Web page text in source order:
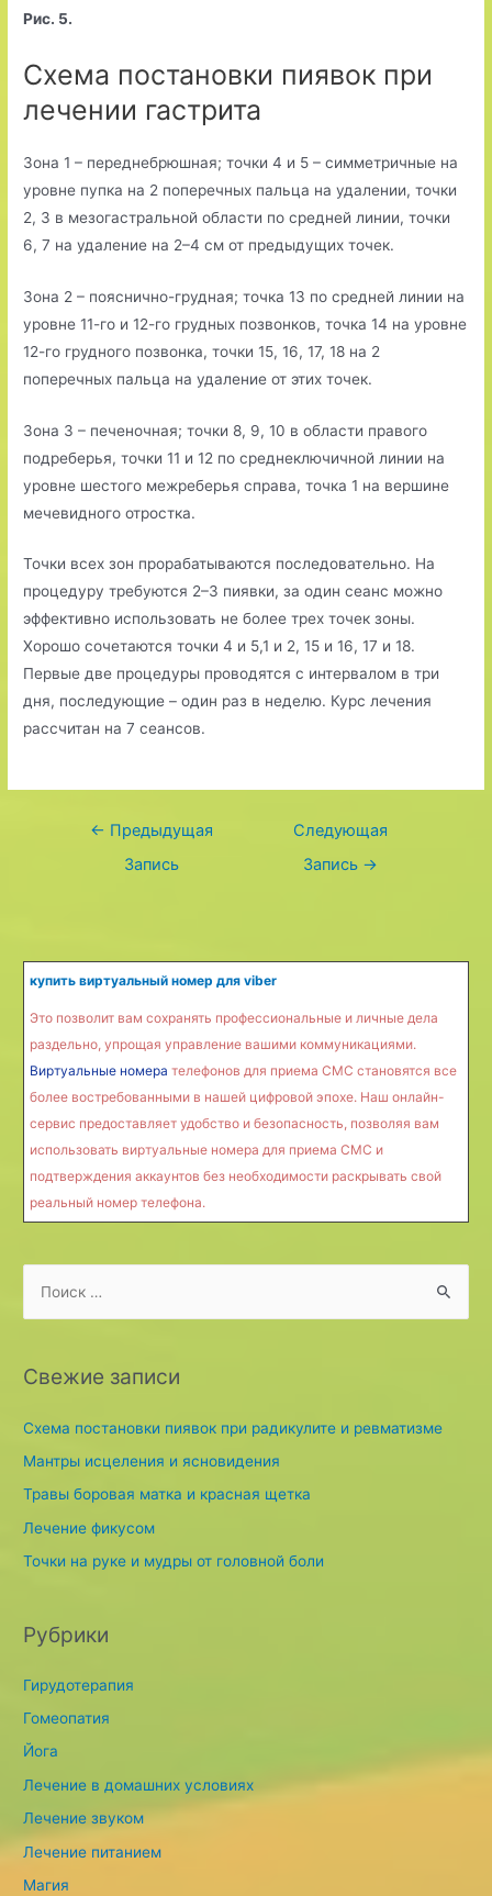
Рис. 5.
Схема постановки пиявок при
лечении гастрита
Зона 1 – переднебрюшная; точки 4 и 5 – симметричные на
уровне пупка на 2 поперечных пальца на удалении, точки
2, 3 в мезогастральной области по средней линии, точки
6, 7 на удаление на 2–4 см от предыдущих точек.
Зона 2 – пояснично-грудная; точка 13 по средней линии на
уровне 11-го и 12-го грудных позвонков, точка 14 на уровне
12-го грудного позвонка, точки 15, 16, 17, 18 на 2
поперечных пальца на удаление от этих точек.
Зона 3 – печеночная; точки 8, 9, 10 в области правого
подреберья, точки 11 и 12 по среднеключичной линии на
уровне шестого межреберья справа, точка 1 на вершине
мечевидного отростка.
Точки всех зон прорабатываются последовательно. На
процедуру требуются 2–3 пиявки, за один сеанс можно
эффективно использовать не более трех точек зоны.
Хорошо сочетаются точки 4 и 5,1 и 2, 15 и 16, 17 и 18.
Первые две процедуры проводятся с интервалом в три
дня, последующие – один раз в неделю. Курс лечения
рассчитан на 7 сеансов.
Навигация
← Предыдущая
Запись
Следующая
Запись →
купить виртуальный номер для viber
Это позволит вам сохранять профессиональные и личные дела
раздельно, упрощая управление вашими коммуникациями.
Виртуальные номера телефонов для приема СМС становятся все
более востребованными в нашей цифровой эпохе. Наш онлайн-
сервис предоставляет удобство и безопасность, позволяя вам
использовать виртуальные номера для приема СМС и
подтверждения аккаунтов без необходимости раскрывать свой
реальный номер телефона.
r
h
f
o
Свежие записи
Схема постановки пиявок при радикулите и ревматизме
Мантры исцеления и ясновидения
Травы боровая матка и красная щетка
Лечение фикусом
Точки на руке и мудры от головной боли
Рубрики
Гирудотерапия
Гомеопатия
Йога
Лечение в домашних условиях
Лечение звуком
Лечение питанием
Магия